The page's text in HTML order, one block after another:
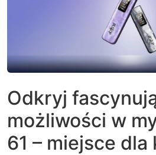
Odkryj
możliwości w
61 – miejsce dla